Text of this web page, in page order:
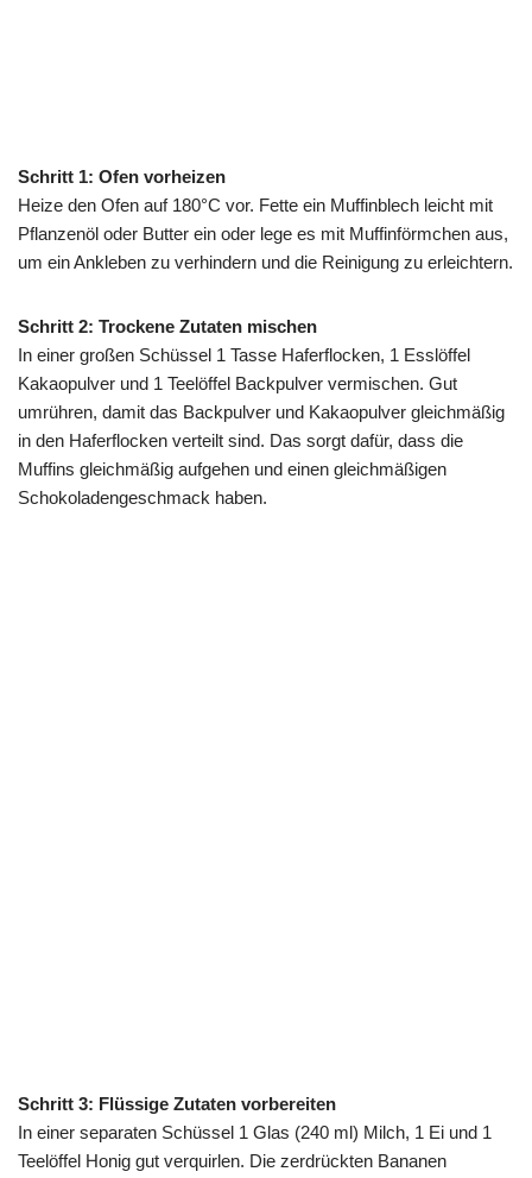
Schritt 1: Ofen vorheizen
Heize den Ofen auf 180°C vor. Fette ein Muffinblech leicht mit
Pflanzenöl oder Butter ein oder lege es mit Muffinförmchen aus,
um ein Ankleben zu verhindern und die Reinigung zu erleichtern.
Schritt 2: Trockene Zutaten mischen
In einer großen Schüssel 1 Tasse Haferflocken, 1 Esslöffel
Kakaopulver und 1 Teelöffel Backpulver vermischen. Gut
umrühren, damit das Backpulver und Kakaopulver gleichmäßig
in den Haferflocken verteilt sind. Das sorgt dafür, dass die
Muffins gleichmäßig aufgehen und einen gleichmäßigen
Schokoladengeschmack haben.
Schritt 3: Flüssige Zutaten vorbereiten
In einer separaten Schüssel 1 Glas (240 ml) Milch, 1 Ei und 1
Teelöffel Honig gut verquirlen. Die zerdrückten Bananen